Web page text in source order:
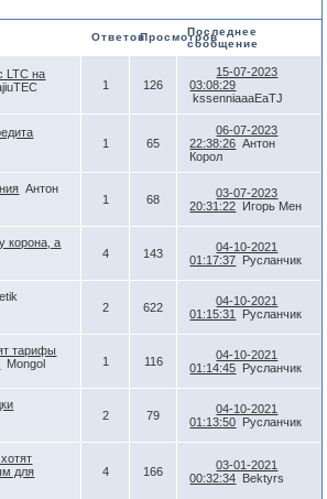
ОтветовПросмотровПоследнее
сообщение
LTC на
1 126
15-07-2023
03:08:29
kssenniaaaEaTJ
1 65
06-07-2023
22:38:26 Антон
Корол
Антон
1 68
03-07-2023
20:31:22 Игорь Мен
корона, а
4 143
04-10-2021
01:17:37
Русланчик
2
622
04-10-2021
01:15:31
Русланчик
тарифы
Mongol 1 116
04-10-2021
01:14:45
Русланчик
2 79
04-10-2021
01:13:50
Русланчик
для
4 166
03-01-2021
00:32:34
Bektyrs